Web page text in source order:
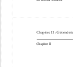
Chapitre II :
Chapitre II